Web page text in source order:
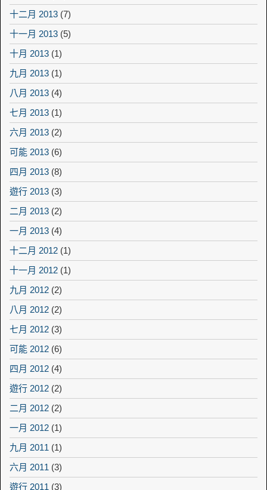
十二月 2013 (7)
十一月 2013 (5)
十月 2013 (1)
九月 2013 (1)
八月 2013 (4)
七月 2013 (1)
六月 2013 (2)
可能 2013 (6)
四月 2013 (8)
遊行 2013 (3)
二月 2013 (2)
一月 2013 (4)
十二月 2012 (1)
十一月 2012 (1)
九月 2012 (2)
八月 2012 (2)
七月 2012 (3)
可能 2012 (6)
四月 2012 (4)
遊行 2012 (2)
二月 2012 (2)
一月 2012 (1)
九月 2011 (1)
六月 2011 (3)
遊行 2011 (3)